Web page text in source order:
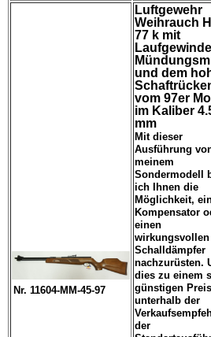
Nr. 11604-MM-45-97
Luftgewehr
Weihrauch
77 k mit
und dem
vom 97er
im Kaliber
mm
Mit dieser
Ausführung
meinem
Sondermodell
ich Ihnen die
Möglichkeit,
Kompensator
einen
wirkungsvollen
Schalldämpfer
nachzurüsten.
dies zu einem
günstigen
unterhalb der
der